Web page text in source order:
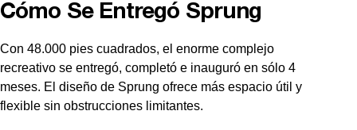
Cómo Se Entregó Sprung
Con 48.000 pies cuadrados, el enorme complejo
recreativo se entregó, completó e inauguró en sólo 4
meses. El diseño de Sprung ofrece más espacio útil y
flexible sin obstrucciones limitantes.